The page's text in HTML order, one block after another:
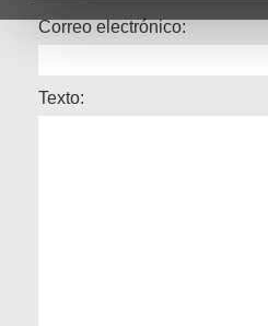
Correo electrónico:
Texto: